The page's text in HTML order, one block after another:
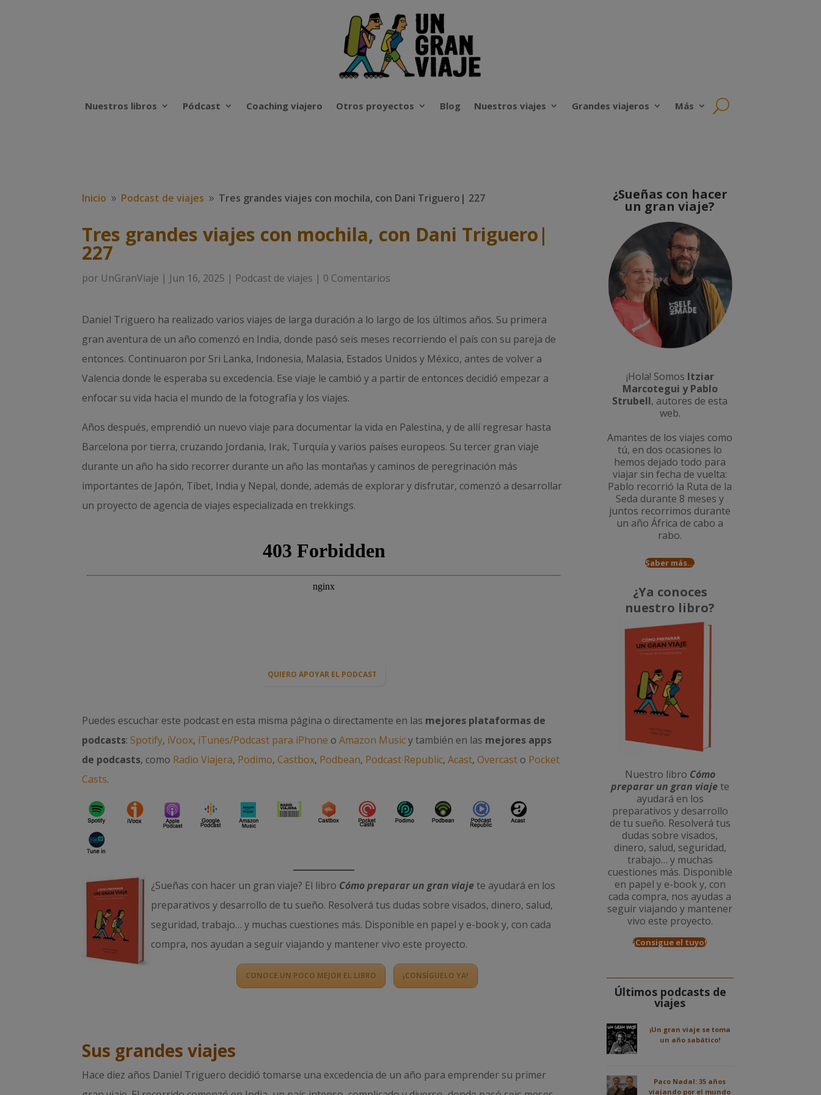
Nuestros libros Pódcast Coaching viajero Otros proyectos Blog Nuestros viajes Grandes viajeros Más
Inicio 9 Podcast de viajes 9 Tres grandes viajes con mochila, con Dani Triguero| 227
Tres grandes viajes con mochila, con Dani Triguero|
227
por UnGranViaje | Jun 16, 2025 | Podcast de viajes | 0 Comentarios
Daniel Triguero ha realizado varios viajes de larga duración a lo largo de los últimos años. Su primera
gran aventura de un año comenzó en India, donde pasó seis meses recorriendo el país con su pareja de
entonces. Continuaron por Sri Lanka, Indonesia, Malasia, Estados Unidos y México, antes de volver a
Valencia donde le esperaba su excedencia. Ese viaje le cambió y a partir de entonces decidió empezar a
enfocar su vida hacia el mundo de la fotografía y los viajes.
Años después, emprendió un nuevo viaje para documentar la vida en Palestina, y de allí regresar hasta
Barcelona por tierra, cruzando Jordania, Irak, Turquía y varios países europeos. Su tercer gran viaje
durante un año ha sido recorrer durante un año las montañas y caminos de peregrinación más
importantes de Japón, Tíbet, India y Nepal, donde, además de explorar y disfrutar, comenzó a desarrollar
un proyecto de agencia de viajes especializada en trekkings.
QUIERO APOYAR EL PODCAST
Puedes escuchar este podcast en esta misma página o directamente en las mejores plataformas de
podcasts: Spotify, iVoox, iTunes/Podcast para iPhone oAmazon Musicy también en las mejores apps
de podcasts, como Radio Viajera, Podimo,Castbox, Podbean, Podcast Republic,Acast,Overcast o Pocket
Casts.
¿Sueñas con hacer un gran viaje? El libro Cómo preparar un gran viajete ayudará en los
preparativos y desarrollo de tu sueño. Resolverá tus dudas sobre visados, dinero, salud,
seguridad, trabajo… y muchas cuestiones más. Disponible en papel y e-book y, con cada
compra, nos ayudan a seguir viajando y mantener vivo este proyecto.
CONOCE UN POCO MEJOR EL LIBRO ¡CONSÍGUELO YA!
Sus grandes viajes
Hace diez años Daniel Triguero decidió tomarse una excedencia de un año para emprender su primer
¿Sueñas con hacer
un gran viaje?
¡Hola! Somos Itziar
Marcotegui y Pablo
Strubell, autores de esta
web.
Amantes de los viajes como
tú, en dos ocasiones lo
hemos dejado todo para
viajar sin fecha de vuelta:
Pablo recorrió la Ruta de la
Seda durante 8 meses y
juntos recorrimos durante
un añoÁfrica de cabo a
rabo.
Saber más...
¿Ya conoces
nuestro libro?
Nuestro libro Cómo
preparar un gran viajete
ayudará en los
preparativos y desarrollo
de tu sueño. Resolverá tus
dudas sobre visados,
dinero, salud, seguridad,
trabajo… y muchas
cuestiones más. Disponible
en papel y e-book y, con
cada compra, nos ayudas a
seguir viajando y mantener
vivo este proyecto.
¡Consigue el tuyo!
Últimos podcasts de
viajes
¡Un gran viaje se toma
un año sabático!
Paco Nadal: 35 años
viajando por el mundo